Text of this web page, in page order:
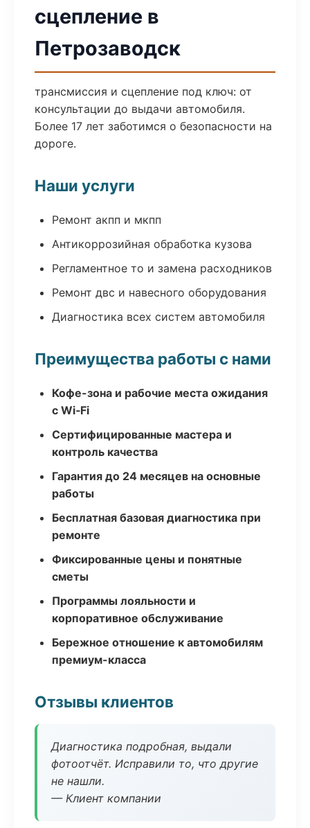
сцепление в
Петрозаводск
трансмиссия и сцепление под ключ: от
консультации до выдачи автомобиля.
Более 17 лет заботимся о безопасности на
дороге.
Наши услуги
Ремонт акпп и мкпп
Антикоррозийная обработка кузова
Регламентное то и замена расходников
Ремонт двс и навесного оборудования
Диагностика всех систем автомобиля
Преимущества работы с нами
Кофе-зона и рабочие места ожидания
с Wi‑Fi
Сертифицированные мастера и
контроль качества
Гарантия до 24 месяцев на основные
работы
Бесплатная базовая диагностика при
ремонте
Фиксированные цены и понятные
сметы
Программы лояльности и
корпоративное обслуживание
Бережное отношение к автомобилям
премиум-класса
Отзывы клиентов
Диагностика подробная, выдали
фотоотчёт. Исправили то, что другие
не нашли.
— Клиент компании